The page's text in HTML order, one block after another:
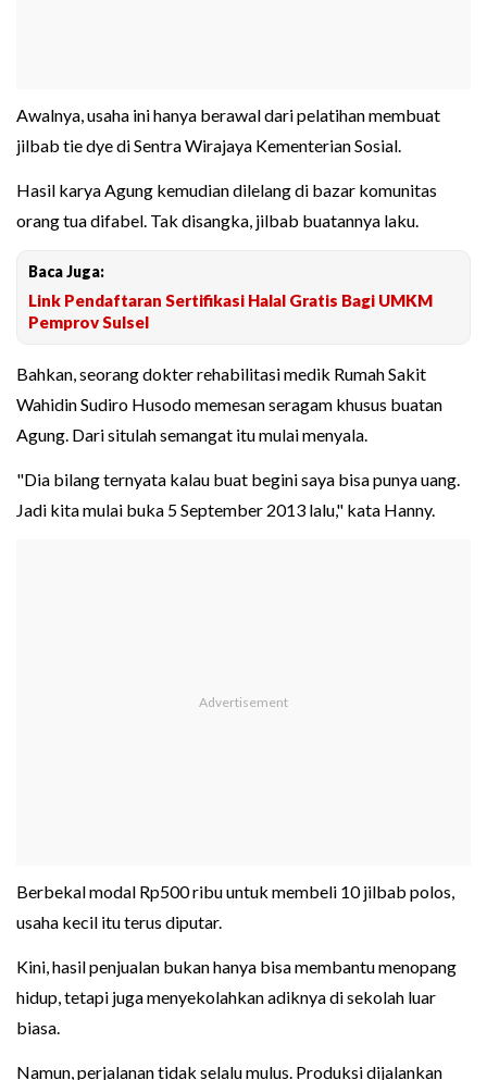
Awalnya, usaha ini hanya berawal dari pelatihan membuat
jilbab tie dye di Sentra Wirajaya Kementerian Sosial.
Hasil karya Agung kemudian dilelang di bazar komunitas
orang tua difabel. Tak disangka, jilbab buatannya laku.
Baca Juga:
Link Pendaftaran Sertifikasi Halal Gratis Bagi UMKM
Pemprov Sulsel
Bahkan, seorang dokter rehabilitasi medik Rumah Sakit
Wahidin Sudiro Husodo memesan seragam khusus buatan
Agung. Dari situlah semangat itu mulai menyala.
"Dia bilang ternyata kalau buat begini saya bisa punya uang.
Jadi kita mulai buka 5 September 2013 lalu," kata Hanny.
Berbekal modal Rp500 ribu untuk membeli 10 jilbab polos,
usaha kecil itu terus diputar.
Kini, hasil penjualan bukan hanya bisa membantu menopang
hidup, tetapi juga menyekolahkan adiknya di sekolah luar
biasa.
Namun, perjalanan tidak selalu mulus. Produksi dijalankan